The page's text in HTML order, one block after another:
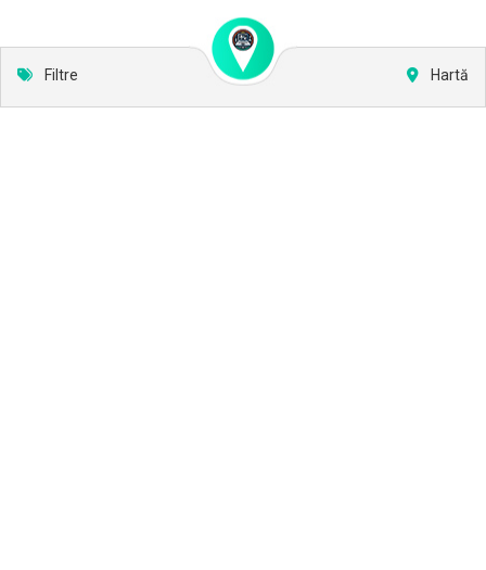
Filtre Hartă